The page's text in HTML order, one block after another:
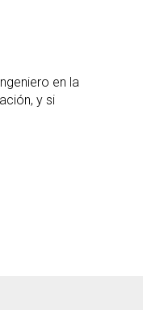
en la
y si